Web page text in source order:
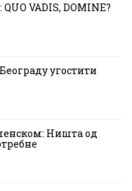
VADIS, DOMINE?
угостити
Ништа од